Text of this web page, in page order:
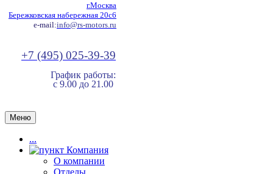
г.Москва
Бережковская набережная 20с6
e-mail:info@rs-motors.ru
+7 (495) 025-39-39
График работы:
с 9.00 до 21.00
Меню
...
Компания
О компании
Отделы